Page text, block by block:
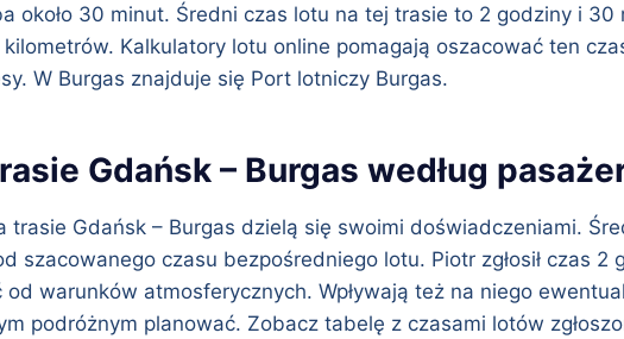
około 30 minut. Średni czas lotu na tej trasie to 2 godziny i
Kalkulatory lotu online pomagają oszacować ten
W Burgas znajduje się Port lotniczy Burgas.
Gdańsk – Burgas według
trasie Gdańsk – Burgas dzielą się swoimi doświadczeniami.
szacowanego czasu bezpośredniego lotu. Piotr zgłosił czas
od warunków atmosferycznych. Wpływają też na niego
podróżnym planować. Zobacz tabelę z czasami lotów